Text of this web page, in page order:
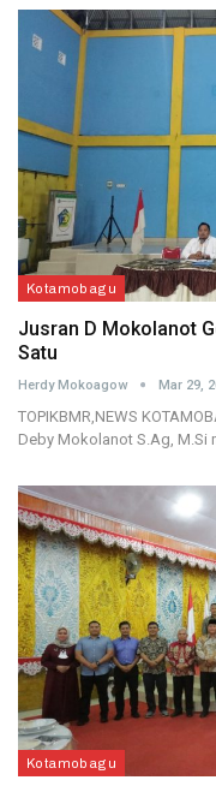
Kotamobagu
Jusran D Mokolanot
Satu
Herdy Mokoagow Mar 29,
TOPIKBMR,NEWS
Deby Mokolanot S.Ag, M.Si
Kotamobagu